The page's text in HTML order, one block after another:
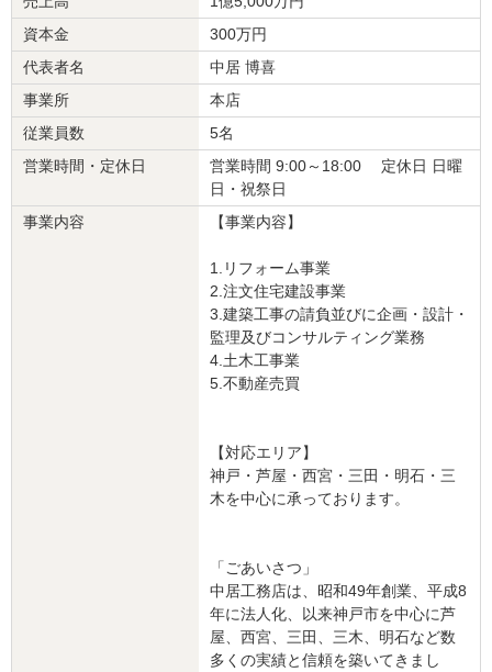
築年数
工事完了日
： 2023年10月31日
『素早い返信・連絡』が良かった
5
担当者の方が親切丁寧に対応してくださり、安心してお任せするこ
とができました。
リフォームが進むにつれ、あれこれ追加箇所や手直しをお願いした
のですが、いずれも迅速に対応してくださいました。
古い家なので今後もリフォーム箇所が出てくるかと思いますが、ま
たお願いしたい信頼できる会社です。ほんとうにありがとうござい
リフォーム会社からの返答
工事期間中も色々とご協力を賜り、リフォームを円滑に進めること
ができました。重ねて感謝申し上げます。
今後とも末永いお付き合いのほど、どうぞよろしくお願いいたしま
資本金
300万円
代表者名
中居 博喜
事業所
本店
従業員数
5名
営業時間・定休日
営業時間 9:00～18:00 定休日 日曜
日・祝祭日
事業内容
【事業内容】
1.リフォーム事業
2.注文住宅建設事業
3.建築工事の請負並びに企画・設計・
監理及びコンサルティング業務
4.土木工事業
5.不動産売買
【対応エリア】
神戸・芦屋・西宮・三田・明石・三
木を中心に承っております。
「ごあいさつ」
中居工務店は、昭和49年創業、平成8
年に法人化、以来神戸市を中心に芦
屋、西宮、三田、三木、明石など数
多くの実績と信頼を築いてきまし